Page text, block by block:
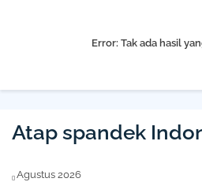
Error: Tak ada hasil
Atap spandek
Agustus 2026